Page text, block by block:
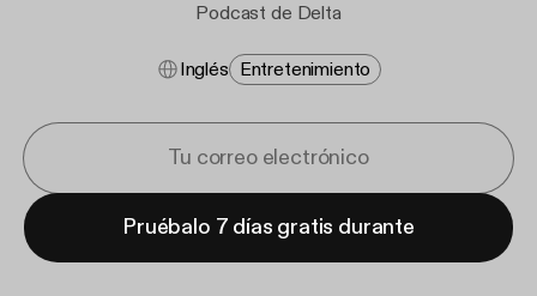
Podcast de Delta
Inglés Entretenimiento
Pruébalo 7 días gratis durante